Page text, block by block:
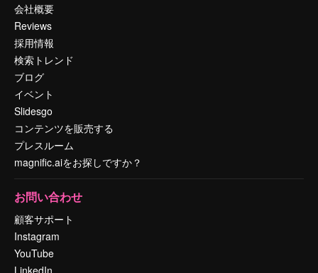
会社概要
Reviews
採用情報
検索トレンド
ブログ
イベント
Slidesgo
コンテンツを販売する
プレスルーム
magnific.aiをお探しですか？
お問い合わせ
顧客サポート
Instagram
YouTube
LinkedIn